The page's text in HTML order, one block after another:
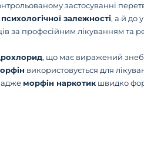
застосуванні
психологічної залежності, а й до
за професійним лікуванням та
, що має виражений
використовується для
адже морфін наркотик швидко